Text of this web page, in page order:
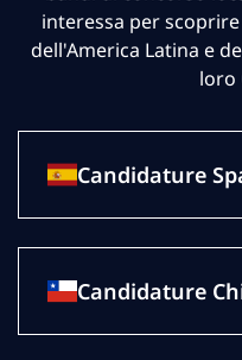
interessa per
dell'America Latina e
loro
Candidature
Candidature